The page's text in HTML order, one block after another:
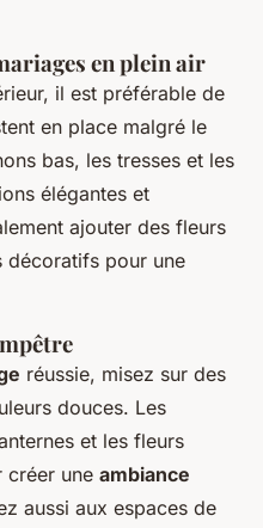
en plein air
il est préférable de
en place malgré le
bas, les tresses et les
élégantes et
ajouter des fleurs
décoratifs pour une
réussie, misez sur des
douces. Les
et les fleurs
créer une ambiance
aussi aux espaces de